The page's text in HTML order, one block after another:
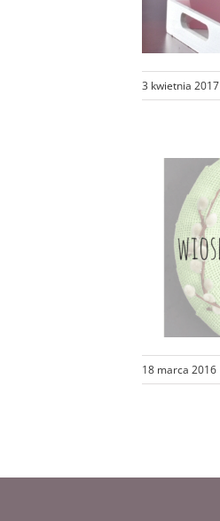
3 kwietnia 2017
18 marca 2016